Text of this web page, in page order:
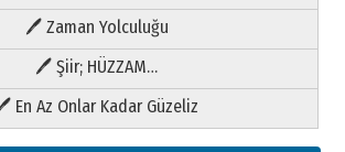
🖊 Zaman Yolculuğu
🖊 Şiir; HÜZZAM…
En Az Onlar Kadar Güzeliz